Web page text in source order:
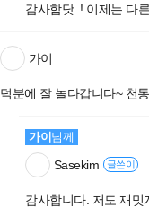
감사함닷..! 이제는 다
가이
덕분에 잘 놀다갑니다~ 천
가이 님께
Sasekim 글쓴이
감사합니다. 저도 재밋